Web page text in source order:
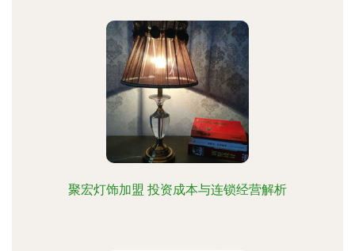
聚宏灯饰加盟 投资成本与连锁经营解析